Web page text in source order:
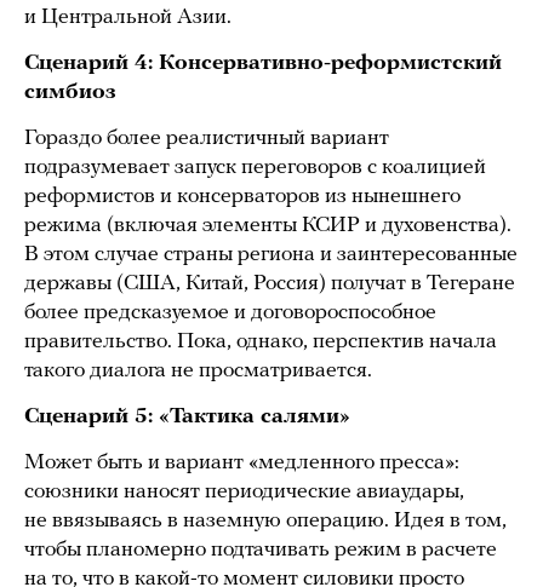
и Центральной Азии.
Сценарий 4: Консервативно-реформистский
симбиоз
Гораздо более реалистичный вариант
подразумевает запуск переговоров с коалицией
реформистов и консерваторов из нынешнего
режима (включая элементы КСИР и духовенства).
В этом случае страны региона и заинтересованные
державы (США, Китай, Россия) получат в Тегеране
более предсказуемое и договороспособное
правительство. Пока, однако, перспектив начала
такого диалога не просматривается.
Сценарий 5: «Тактика салями»
Может быть и вариант «медленного пресса»:
союзники наносят периодические авиаудары,
не ввязываясь в наземную операцию. Идея в том,
чтобы планомерно подтачивать режим в расчете
на то, что в какой-то момент силовики просто